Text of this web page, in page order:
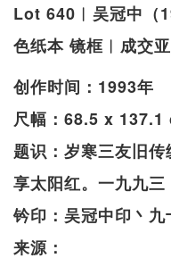
Lot 640︱吴冠中（
色纸本 镜框︱成交
创作时间：1993年
尺幅：68.5 x 137.1
题识：岁寒三友旧
享太阳红。一九九三
钤印：吴冠中印丶九
来源：